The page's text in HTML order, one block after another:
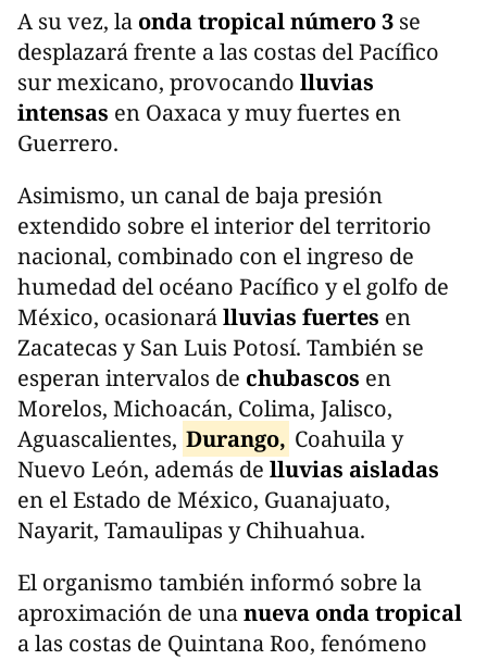
A su vez, la onda tropical número 3 se
desplazará frente a las costas del Pacífico
sur mexicano, provocando lluvias
intensas en Oaxaca y muy fuertes en
Guerrero.
Asimismo, un canal de baja presión
extendido sobre el interior del territorio
nacional, combinado con el ingreso de
humedad del océano Pacífico y el golfo de
México, ocasionarálluvias fuertes en
Zacatecas y San Luis Potosí. También se
esperan intervalos de chubascos en
Morelos, Michoacán, Colima, Jalisco,
Aguascalientes, Durango, Coahuila y
Nuevo León, además de lluvias aisladas
en el Estado de México, Guanajuato,
Nayarit, Tamaulipas y Chihuahua.
El organismo también informó sobre la
aproximación de unanueva onda tropical
a las costas de Quintana Roo, fenómeno